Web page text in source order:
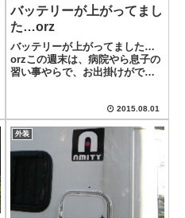
バッテリーが上がってまし
た…orz
バッテリーが上がってました…
orzこの週末は、病院やら息子の
習い事やらで、お出掛けができ
るので、近所での用事を今週末
に集中して済ませようと言うの
が本音なのですけどね(;^_^Aな
ので、...
2015.08.01
外装